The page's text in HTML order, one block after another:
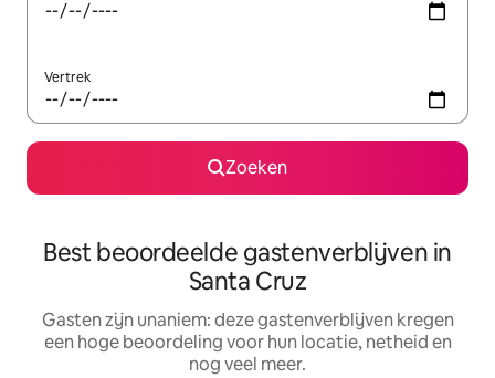
Vertrek
Zoeken
Best beoordeelde gastenverblijven in
Santa Cruz
Gasten zijn unaniem: deze gastenverblijven kregen
een hoge beoordeling voor hun locatie, netheid en
nog veel meer.